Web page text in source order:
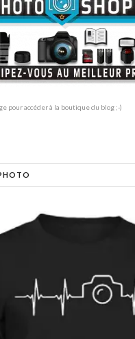
pour accéder à la boutique du blog ;-)